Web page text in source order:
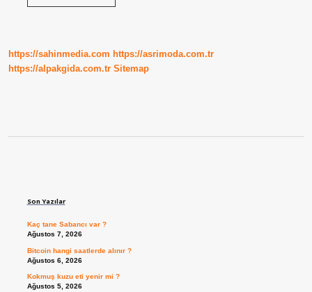
https://sahinmedia.com https://asrimoda.com.tr
https://alpakgida.com.tr Sitemap
Son Yazılar
Kaç tane Sabancı var ?
Ağustos 7, 2026
Bitcoin hangi saatlerde alınır ?
Ağustos 6, 2026
Kokmuş kuzu eti yenir mi ?
Ağustos 5, 2026